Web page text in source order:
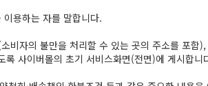
용하는 자를 말합니다.
자의 불만을 처리할 수 있는 곳의 주소를 포함),
사이버몰의 초기 서비스화면(전면)에 게시합니